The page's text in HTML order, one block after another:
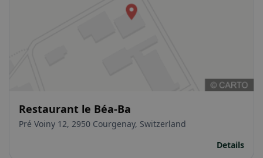
Restaurant le Béa-Ba
Pré Voiny 12, 2950 Courgenay, Switzerland
Details